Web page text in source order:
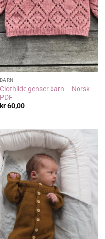
BARN
Clothilde genser barn – Norsk
PDF
kr60,00